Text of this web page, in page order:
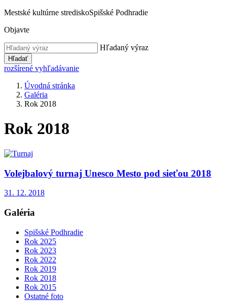
Mestské kultúrne strediskoSpišské Podhradie
Objavte
Hľadaný výraz
Hľadať
rozšírené vyhľadávanie
Úvodná stránka
Galéria
Rok 2018
Rok 2018
Volejbalový turnaj Unesco Mesto pod sieťou 2018
31. 12. 2018
Galéria
Spišské Podhradie
Rok 2025
Rok 2023
Rok 2022
Rok 2019
Rok 2018
Rok 2015
Ostatné foto